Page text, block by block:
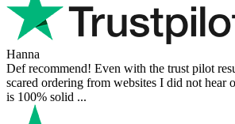
Hanna
Def recommend! Even with the trust pilot
scared ordering from websites I did not hear
is 100% solid ...